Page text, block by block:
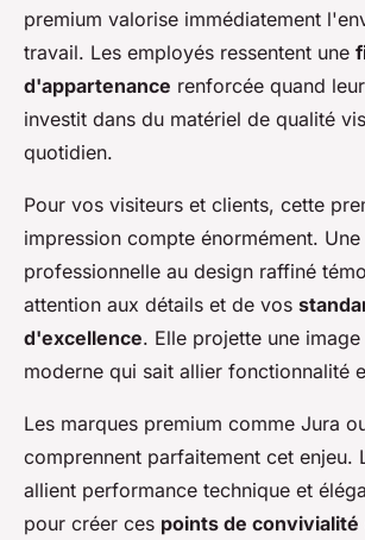
premium valorise immédiatement
travail. Les employés ressentent une
d'appartenance renforcée quand
investit dans du matériel de qualité
quotidien.
Pour vos visiteurs et clients, cette
impression compte énormément.
professionnelle au design raffiné
attention aux détails et de vos
d'excellence. Elle projette une
moderne qui sait allier fonctionnalité
Les marques premium comme Jura
comprennent parfaitement cet enjeu.
allient performance technique et
pour créer ces points de convivialité